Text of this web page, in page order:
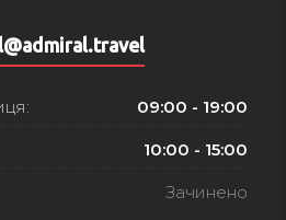
09:00 - 19:00
10:00 - 15:00
Зачинено